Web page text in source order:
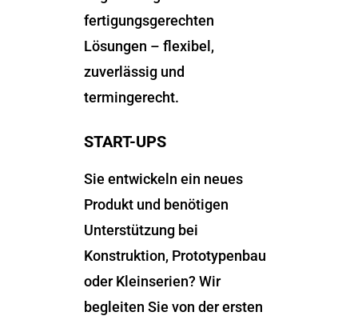
fertigungsgerechten
Lösungen – flexibel,
zuverlässig und
termingerecht.
START-UPS
Sie entwickeln ein neues
Produkt und benötigen
Unterstützung bei
Konstruktion, Prototypenbau
oder Kleinserien? Wir
begleiten Sie von der ersten